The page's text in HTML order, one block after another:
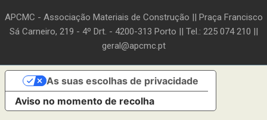
APCMC - Associação Materiais de Construção || Praça Francisco
Sá Carneiro, 219 - 4º Drt. - 4200-313 Porto || Tel.: 225 074 210 ||
geral@apcmc.pt
Aviso no momento de recolha
As suas escolhas de privacidade